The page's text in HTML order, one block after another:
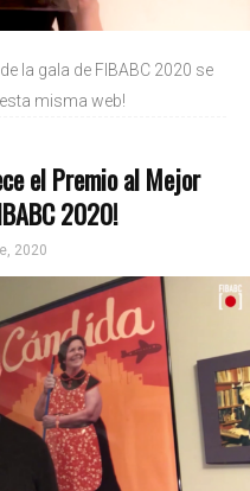
la gala de FIBABC 2020 se
misma web!
el Premio al Mejor
2020!
2020